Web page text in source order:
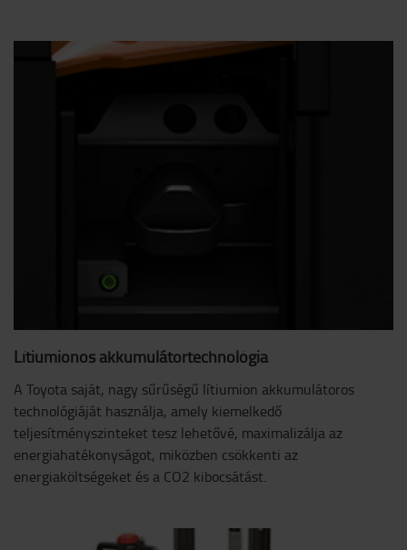
Lítiumionos akkumulátortechnológia
A Toyota saját, nagy sűrűségű lítiumion akkumulátoros
technológiáját használja, amely kiemelkedő
teljesítményszinteket tesz lehetővé, maximalizálja az
energiahatékonyságot, miközben csökkenti az
energiaköltségeket és a CO2 kibocsátást.